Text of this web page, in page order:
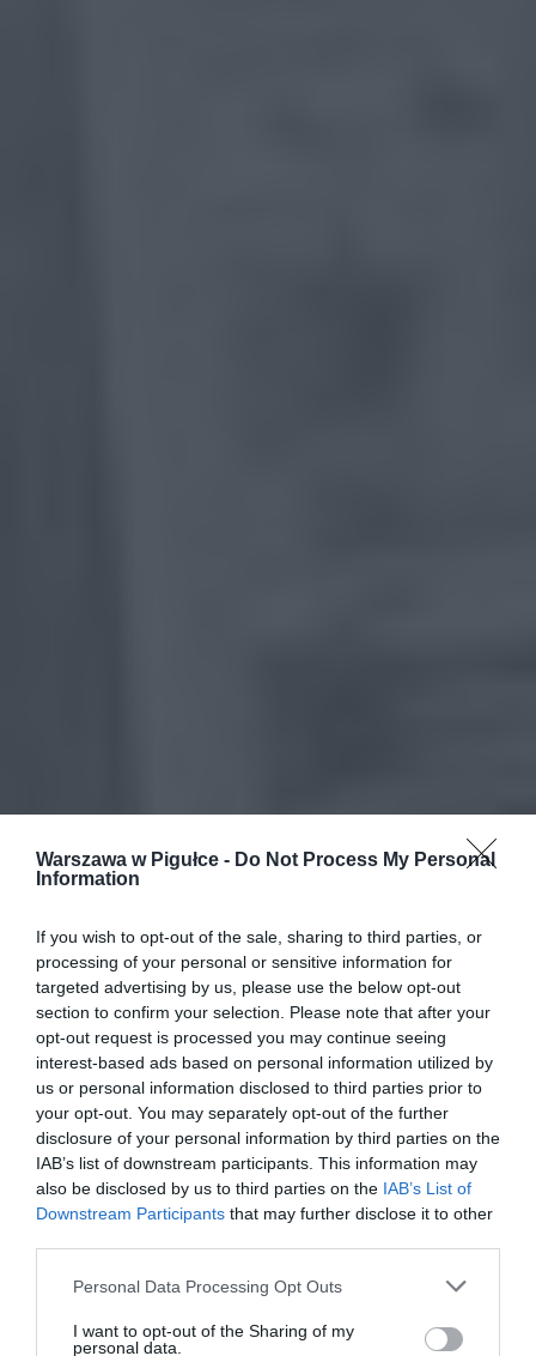
Warszawa w Pigułce - Do Not Process My Personal
Information
If you wish to opt-out of the sale, sharing to third parties, or
processing of your personal or sensitive information for
targeted advertising by us, please use the below opt-out
section to confirm your selection. Please note that after your
opt-out request is processed you may continue seeing
interest-based ads based on personal information utilized by
us or personal information disclosed to third parties prior to
your opt-out. You may separately opt-out of the further
disclosure of your personal information by third parties on the
IAB’s list of downstream participants. This information may
also be disclosed by us to third parties on the IAB’s List of
Downstream Participants that may further disclose it to other
Personal Data Processing Opt Outs
I want to opt-out of the Sharing of my
personal data.